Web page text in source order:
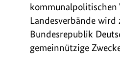
kommunalpolitischen
Landesverbände wird
Bundesrepublik
gemeinnützige